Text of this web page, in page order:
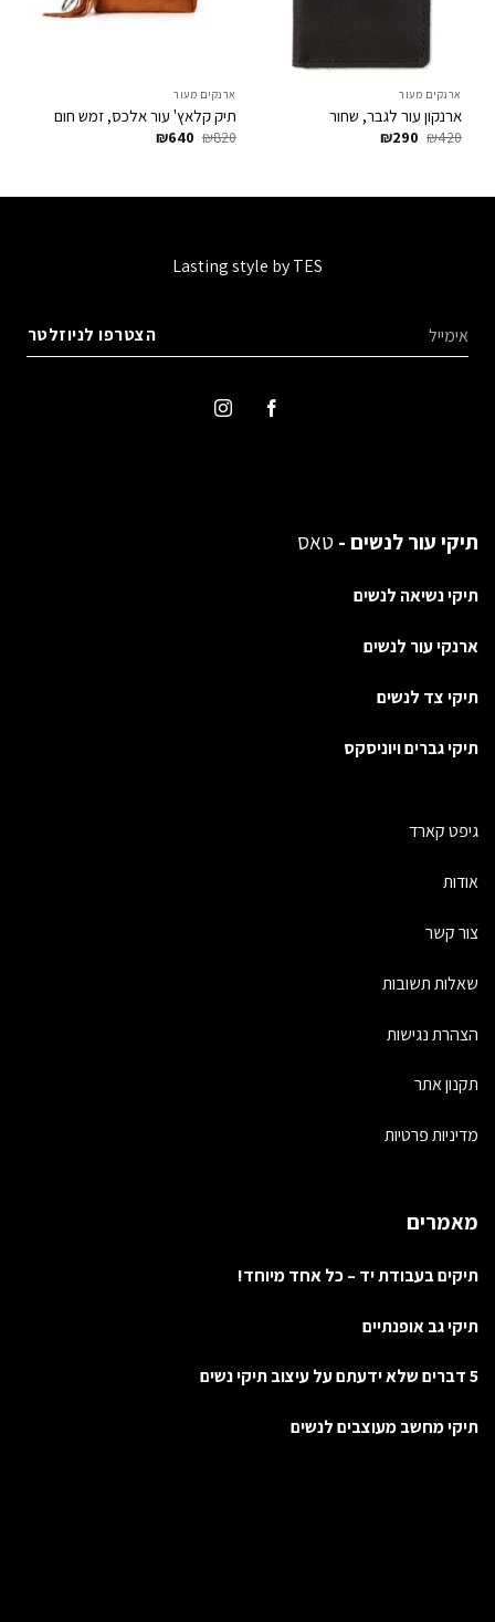
ארנקים מעור
ארנקון עור לגבר, שחור
₪420 המחיר
₪290 המחיר
ארנקים מעור
תיק קלאץ' עור אלכס, זמש חום
₪820 המחיר
₪640 המחיר
Lasting style by TES
תיקי עור לנשים -טאס
תיקי נשיאה לנשים
ארנקי עור לנשים
תיקי צד לנשים
תיקי גברים ויוניסקס
גיפט קארד
אודות
צור קשר
שאלות תשובות
הצהרת נגישות
תקנון אתר
מדיניות פרטיות
מאמרים
תיקים בעבודת יד – כל אחד מיוחד!
תיקי גב אופנתיים
5 דברים שלא ידעתם על עיצוב תיקי נשים
תיקי מחשב מעוצבים לנשים